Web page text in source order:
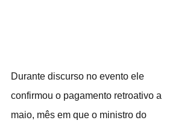
Durante discurso no evento ele
confirmou o pagamento retroativo a
maio, mês em que o ministro do